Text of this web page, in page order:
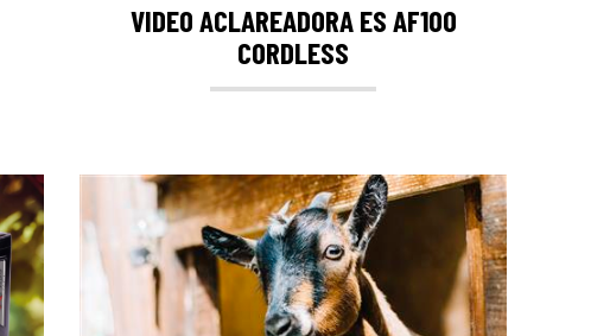
VIDEO ACLAREADORA ES AF100
CORDLESS